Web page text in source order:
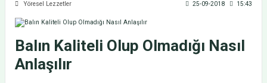
Yöresel Lezzetler 25-09-2018 15:43
Balın Kaliteli Olup Olmadığı Nasıl
Anlaşılır